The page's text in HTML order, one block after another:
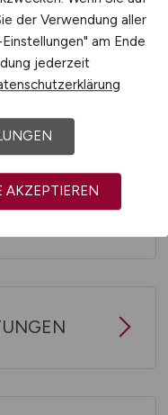
der Verwendung aller
am Ende
jederzeit
AKZEPTIEREN